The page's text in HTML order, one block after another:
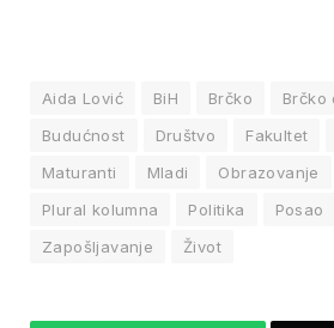
Aida Lović BiH Brčko
Brčko
Budućnost
Društvo Fakultet
Maturanti
Mladi Obrazovanje
Plural kolumna
Politika Posao
Zapošljavanje
Život